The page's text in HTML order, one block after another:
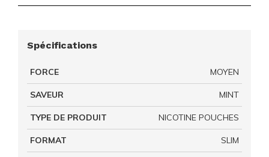
Spécifications
FORCE MOYEN
SAVEUR MINT
TYPE DE PRODUIT NICOTINE POUCHES
FORMAT SLIM